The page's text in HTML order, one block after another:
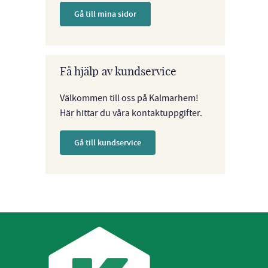
Gå till mina sidor
Få hjälp av kundservice
Välkommen till oss på Kalmarhem!
Här hittar du våra kontaktuppgifter.
Gå till kundservice